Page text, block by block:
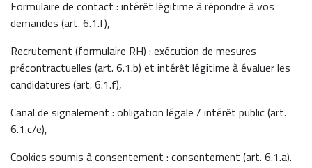
Formulaire de contact : intérêt légitime à répondre à vos
demandes (art. 6.1.f),
Recrutement (formulaire RH) : exécution de mesures
précontractuelles (art. 6.1.b) et intérêt légitime à évaluer les
candidatures (art. 6.1.f),
Canal de signalement : obligation légale / intérêt public (art.
6.1.c/e),
Cookies soumis à consentement : consentement (art. 6.1.a).